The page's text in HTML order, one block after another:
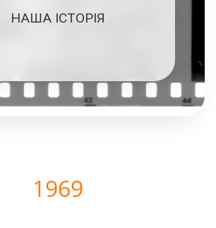
НАША ІСТОРІЯ
1969